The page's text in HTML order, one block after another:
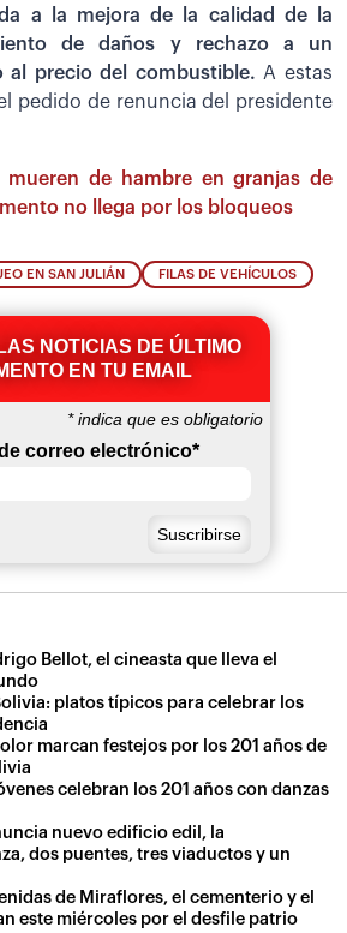
a la mejora de la calidad de la
de daños y rechazo a un
al precio del combustible. A estas
pedido de renuncia del presidente
mueren de hambre en granjas de
no llega por los bloqueos
EN SAN JULIÁN FILAS DE VEHÍCULOS
NOTICIAS DE ÚLTIMO
EN TU EMAIL
*indica que es obligatorio
correo electrónico*
Bellot, el cineasta que lleva el
platos típicos para celebrar los
marcan festejos por los 201 años de
celebran los 201 años con danzas
nuevo edificio edil, la
dos puentes, tres viaductos y un
de Miraflores, el cementerio y el
este miércoles por el desfile patrio